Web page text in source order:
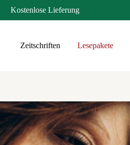
Kostenlose Lieferung
Zeitschriften Lesepakete